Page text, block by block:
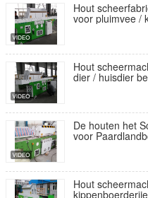
Hout
voor pluimvee /
Hout
dier / huisdier
De houten het
voor
Hout